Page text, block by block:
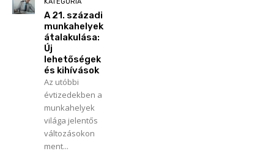
A 21. századi
munkahelyek
átalakulása:
Új
lehetőségek
és kihívások
Az utóbbi
évtizedekben a
munkahelyek
világa jelentős
változásokon
ment...